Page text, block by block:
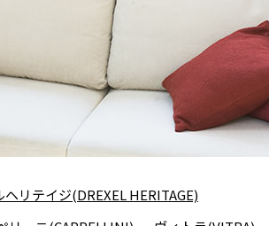
ヘリテイジ(DREXEL HERITAGE)